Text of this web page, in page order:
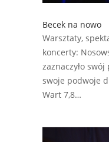
Becek na nowo
Warsztaty,
koncerty:
zaznaczyło
swoje podwoje
Wart 7,8…